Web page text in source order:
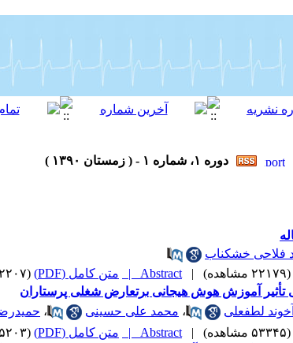
دوره ۱، شماره ۱ - ( زمستان ۱۳۹۰ )
فلاحی خشکناب
(۲۲۱۷۹ مشاهده) |
Abstract | متن کامل (PDF)
(۲۲۰۷ دریافت)
تأثیر آموزش هوش هیجانی برتعارض شغلی پرستاران
آخوند لطفعلی
، محمد علی حسینی ،
(۵۳۳۴۵ مشاهده) |
Abstract | متن کامل (PDF)
(۵۲۰۳ دریافت)